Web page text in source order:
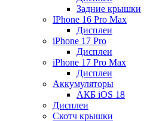
Задние крышки
IPhone 16 Pro Max
Дисплеи
iPhone 17 Pro
Дисплеи
iPhone 17 Pro Max
Дисплеи
Аккумуляторы
АКБ iOS 18
Дисплеи
Скотч крышки